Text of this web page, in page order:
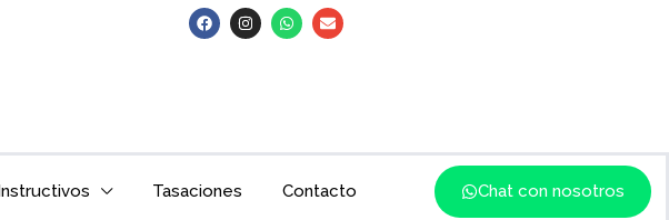
Instructivos Tasaciones Contacto Chat con nosotros